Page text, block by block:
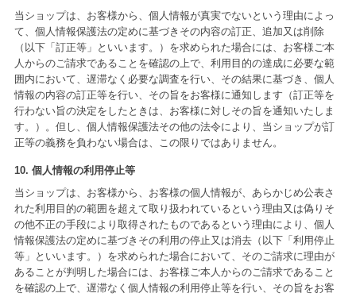
当ショップは、お客様から、個人情報が真実でないという理由によっ
て、個人情報保護法の定めに基づきその内容の訂正、追加又は削除
（以下「訂正等」といいます。）を求められた場合には、お客様ご本
人からのご請求であることを確認の上で、利用目的の達成に必要な範
囲内において、遅滞なく必要な調査を行い、その結果に基づき、個人
情報の内容の訂正等を行い、その旨をお客様に通知します（訂正等を
行わない旨の決定をしたときは、お客様に対しその旨を通知いたしま
す。）。但し、個人情報保護法その他の法令により、当ショップが訂
正等の義務を負わない場合は、この限りではありません。
10. 個人情報の利用停止等
当ショップは、お客様から、お客様の個人情報が、あらかじめ公表さ
れた利用目的の範囲を超えて取り扱われているという理由又は偽りそ
の他不正の手段により取得されたものであるという理由により、個人
情報保護法の定めに基づきその利用の停止又は消去（以下「利用停止
等」といいます。）を求められた場合において、そのご請求に理由が
あることが判明した場合には、お客様ご本人からのご請求であること
を確認の上で、遅滞なく個人情報の利用停止等を行い、その旨をお客